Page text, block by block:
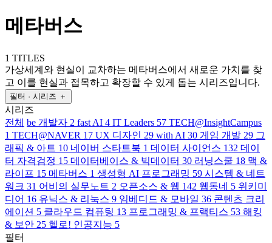
메타버스
1 TITLES
가상세계와 현실이 교차하는 메타버스에서 새로운 가치를 찾
고 이를 현실과 접목하고 확장할 수 있게 돕는 시리즈입니다.
필터 · 시리즈 ＋
시리즈
전체 be 개발자 2 fast AI 4 IT Leaders 57 TECH@InsightCampus
1 TECH@NAVER 17 UX 디자인 29 with AI 30 게임 개발 29 그
래픽 & 아트 10 네이버 스타트북 1 데이터 사이언스 132 데이
터 자격검정 15 데이터베이스 & 빅데이터 30 러닝스쿨 18 맥 &
라이프 15 메타버스 1 생성형 AI 프로그래밍 59 시스템 & 네트
워크 31 어비의 실무노트 2 오픈소스 & 웹 142 웹동네 5 위키미
디어 16 유닉스 & 리눅스 9 임베디드 & 모바일 36 콘텐츠 크리
에이션 5 클라우드 컴퓨팅 13 프로그래밍 & 프랙티스 53 해킹
& 보안 25 헬로! 인공지능 5
필터